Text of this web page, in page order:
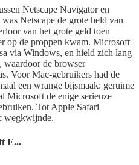
Netscape Navigator en
Netscape de grote held van
van het grote geld toen
op de proppen kwam. Microsoft
via Windows, en hield zich lang
waardoor de browser
Voor Mac-gebruikers had de
een wrange bijsmaak: geruime
Microsoft de enige serieuze
Tot Apple Safari
wegkwijnde.
E...